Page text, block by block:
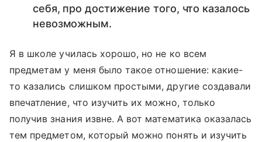
себя, про достижение того, что казалось
невозможным.
Я в школе училась хорошо, но не ко всем
предметам у меня было такое отношение: какие-
то казались слишком простыми, другие создавали
впечатление, что изучить их можно, только
получив знания извне. А вот математика оказалась
тем предметом, который можно понять и изучить